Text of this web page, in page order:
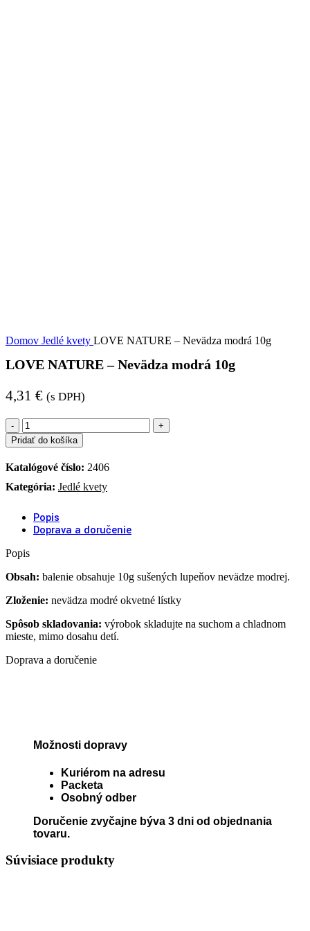
Domov Jedlé kvety LOVE NATURE – Nevädza modrá 10g
LOVE NATURE – Nevädza modrá 10g
4,31 € (s DPH)
množstvo
LOVE
NATURE
Nevädza
modrá
Pridať do košíka
Katalógové číslo: 2406
Kategória: Jedlé kvety
Popis
Doprava a doručenie
Popis
Obsah: balenie obsahuje 10g sušených lupeňov nevädze modrej.
Zloženie: nevädza modré okvetné lístky
Spôsob skladovania: výrobok skladujte na suchom a chladnom
mieste, mimo dosahu detí.
Doprava a doručenie
Možnosti dopravy
Kuriérom na adresu
Packeta
Osobný odber
Doručenie zvyčajne býva 3 dni od objednania
tovaru.
Súvisiace produkty